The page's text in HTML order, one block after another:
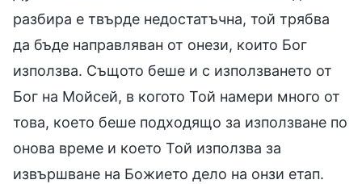
разбира е твърде недостатъчна, той трябва
да бъде направляван от онези, които Бог
използва. Същото беше и с използването от
Бог на Мойсей, в когото Той намери много от
това, което беше подходящо за използване по
онова време и което Той използва за
извършване на Божието дело на онзи етап.